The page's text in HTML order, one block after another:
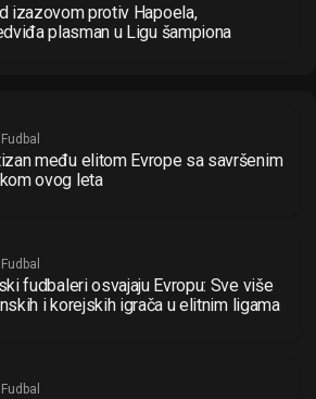
izazovom protiv Hapoela,
plasman u Ligu šampiona
među elitom Evrope sa savršenim
ovog leta
fudbaleri osvajaju Evropu: Sve više
i korejskih igrača u elitnim ligama